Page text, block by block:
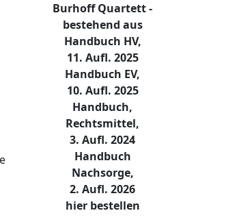
Burhoff Quartett -
bestehend aus
Handbuch HV,
11. Aufl. 2025
Handbuch EV,
10. Aufl. 2025
Handbuch,
Rechtsmittel,
3. Aufl. 2024
Handbuch
Nachsorge,
2. Aufl. 2026
hier bestellen